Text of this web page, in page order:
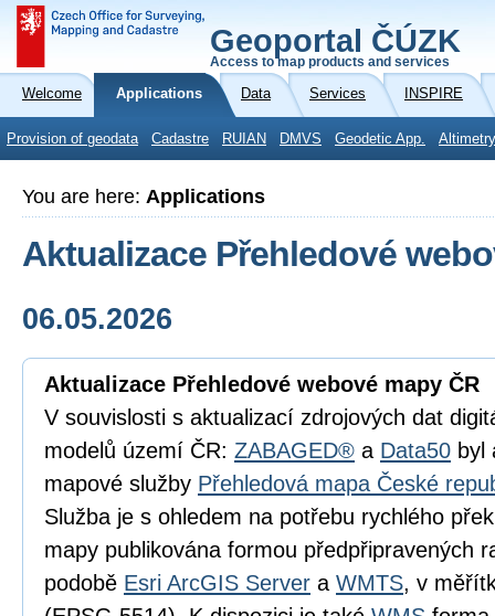
Geoportal ČÚZK
Access to map products and services
Welcome Applications Data Services INSPIRE
Provision of geodata Cadastre RUIAN DMVS Geodetic App.
You are here: Applications
Aktualizace Přehledové
06.05.2026
Aktualizace Přehledové webové mapy ČR
V souvislosti s aktualizací zdrojových dat
modelů území ČR: ZABAGED® a Data50 byl
mapové služby Přehledová mapa České
Služba je s ohledem na potřebu rychlého
mapy publikována formou předpřipravených
podobě Esri ArcGIS Server a WMTS, v